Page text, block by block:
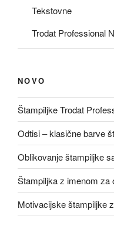
Tekstovne
Trodat Professional
NOVO
Štampiljke Trodat
Odtisi – klasične barve
Oblikovanje štampiljke
Štampiljka z imenom za
Motivacijske štampiljke